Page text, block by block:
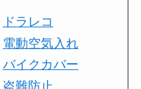
ドラレコ
電動空気入れ
バイクカバー
盗難防止